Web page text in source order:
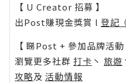
【 U Creator 招募 】
出Post賺現金獎賞 l 登記
【 睇Post + 參加品牌活動
瀏覽更多社群 打卡 丶 旅遊
攻略及 活動情報